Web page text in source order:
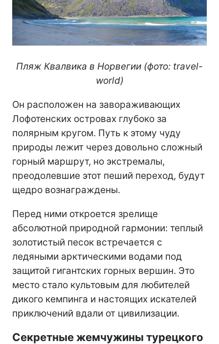
Пляж Квалвика в Норвегии (фото: travel-
world)
Он расположен на завораживающих
Лофотенских островах глубоко за
полярным кругом. Путь к этому чуду
природы лежит через довольно сложный
горный маршрут, но экстремалы,
преодолевшие этот пеший переход, будут
щедро вознаграждены.
Перед ними откроется зрелище
абсолютной природной гармонии: теплый
золотистый песок встречается с
ледяными арктическими водами под
защитой гигантских горных вершин. Это
место стало культовым для любителей
дикого кемпинга и настоящих искателей
приключений вдали от цивилизации.
Секретные жемчужины турецкого